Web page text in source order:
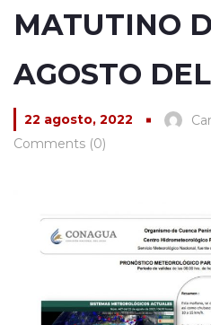
MATUTINO
AGOSTO
22 agosto, 2022
Comments (0)